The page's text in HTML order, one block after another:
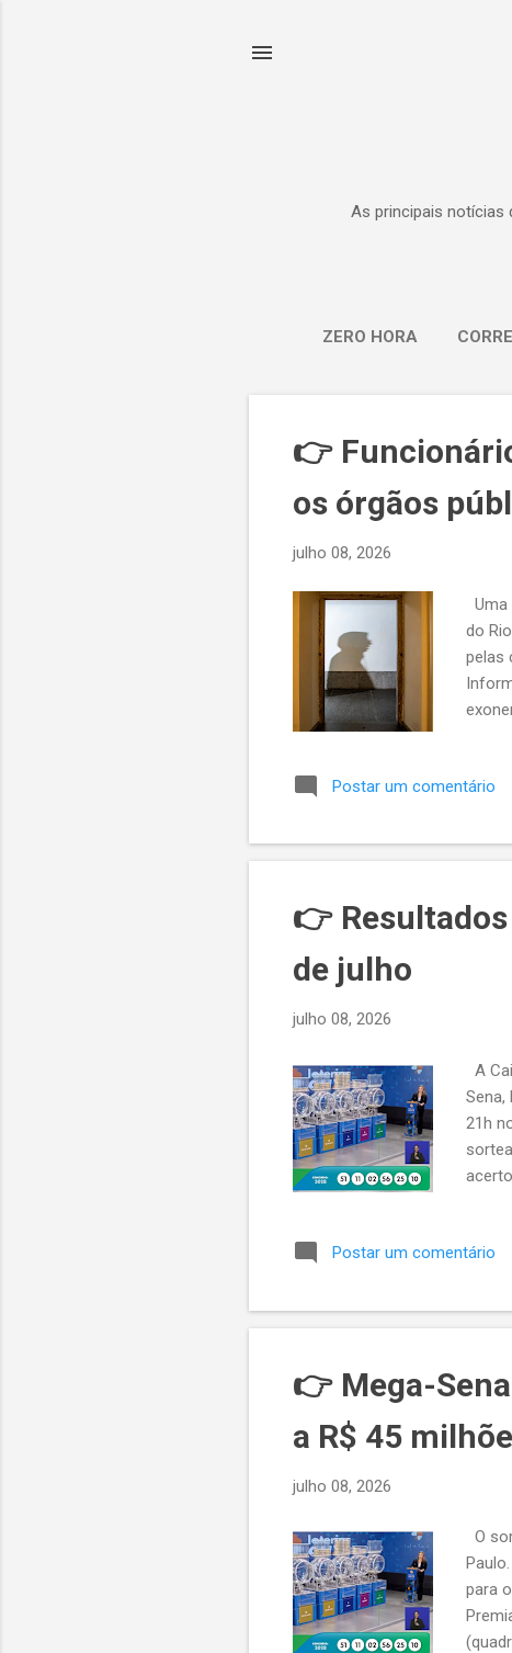
As principais notícias
ZERO HORA
👉
os órgãos
julho 08, 2026
do
pelas
Postar um comentário
👉
de julho
julho 08, 2026
A
Sena,
21h
Postar um comentário
👉 Mega-
a R$ 45
julho 08, 2026
O
para